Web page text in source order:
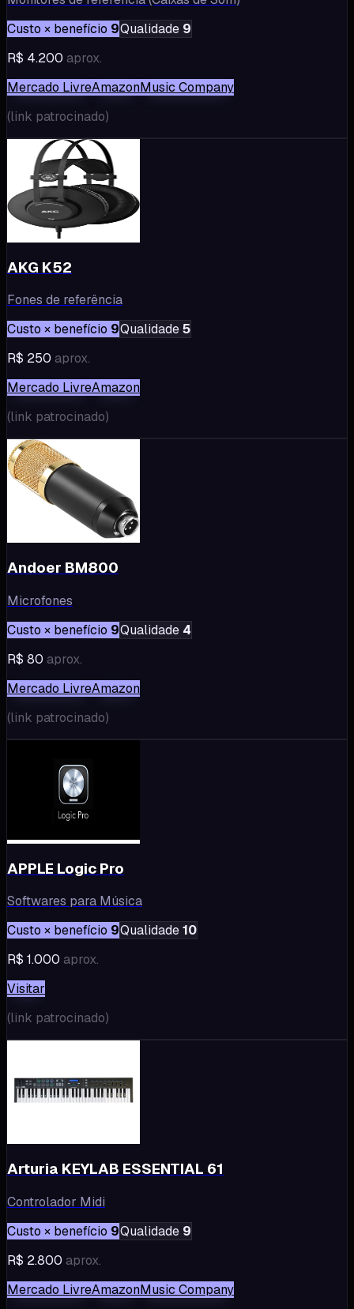
Custo × benefício 9Qualidade 9
R$ 4.200 aprox.
Mercado LivreAmazonMusic Company
(link patrocinado)
AKG K52
Fones de referência
Custo × benefício 9Qualidade5
R$ 250 aprox.
Mercado LivreAmazon
(link patrocinado)
Andoer BM800
Microfones
Custo × benefício 9Qualidade 4
R$ 80 aprox.
Mercado LivreAmazon
(link patrocinado)
APPLE Logic Pro
Softwares para Música
Custo × benefício 9Qualidade10
R$ 1.000 aprox.
Visitar
(link patrocinado)
Arturia KEYLAB ESSENTIAL 61
Controlador Midi
Custo × benefício 9Qualidade 9
R$ 2.800 aprox.
Mercado LivreAmazonMusic Company